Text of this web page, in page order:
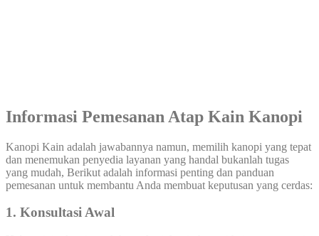
Informasi Pemesanan Atap Kain Kanopi
Kanopi Kain adalah jawabannya namun, memilih kanopi yang tepat
dan menemukan penyedia layanan yang handal bukanlah tugas
yang mudah, Berikut adalah informasi penting dan panduan
pemesanan untuk membantu Anda membuat keputusan yang cerdas:
1. Konsultasi Awal